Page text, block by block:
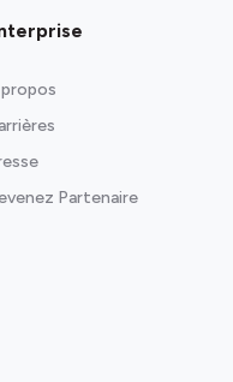
Partenaire